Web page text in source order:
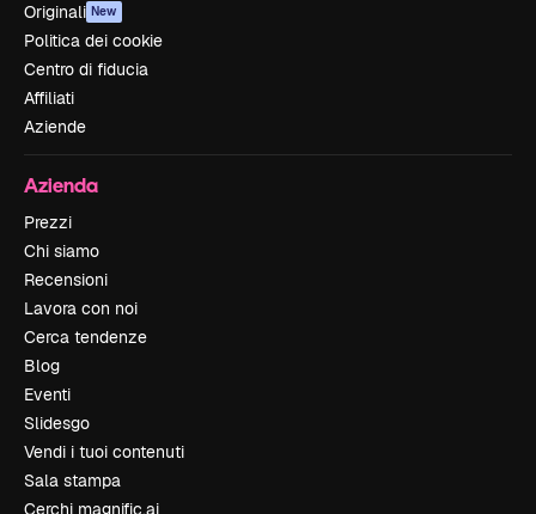
Originali New
Politica dei cookie
Centro di fiducia
Affiliati
Aziende
Azienda
Prezzi
Chi siamo
Recensioni
Lavora con noi
Cerca tendenze
Blog
Eventi
Slidesgo
Vendi i tuoi contenuti
Sala stampa
Cerchi magnific.ai